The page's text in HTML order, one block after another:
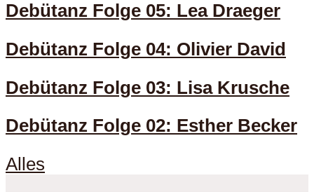
Debütanz Folge 05: Lea Draeger
Debütanz Folge 04: Olivier David
Debütanz Folge 03: Lisa Krusche
Debütanz Folge 02: Esther Becker
Alles